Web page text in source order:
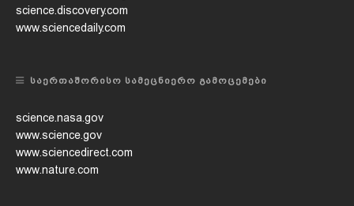
science.discovery.com
www.sciencedaily.com
ᲡᲐᲔᲠᲗᲐᲨᲝᲠᲘᲡᲝ ᲡᲐᲛᲔᲪᲜᲘᲔᲠᲝ ᲒᲐᲛᲝᲪᲔᲛᲔᲑᲘ
science.nasa.gov
www.science.gov
www.sciencedirect.com
www.nature.com